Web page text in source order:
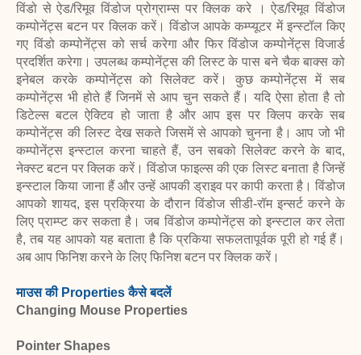
विंडो से ऐड/रिमूव विंडोज प्रोग्राम्स पर क्लिक करे । ऐड/रिमूव विंडोज
कम्पोनेंट्स बटन पर क्लिक करें। विंडोज आपके कम्प्यूटर में इन्स्टॉल किए
गए विंडो कम्पोनेंट्स को सर्च करेगा और फिर विंडोज कम्पोनेंट्स विजार्ड
प्रदर्शित करेगा। उपलब्ध कम्पोनेंट्स की लिस्ट के पास बने चैक बाक्स को
इनेबल करके कम्पोनेंट्स को सिलेक्ट करें। कुछ कम्पोनेंट्स में सब
कम्पोनेंट्स भी होते हैं जिनमें से आप चुन सकते हैं। यदि ऐसा होता है तो
डिटेल्स बटल ऐक्टिव हो जाता है और आप इस पर क्लिप करके सब
कम्पोनेंट्स की लिस्ट देख सकते जिसमें से आपको चुनना है। आप जो भी
कम्पोनेंट्स इन्स्टाल करना चाहते हैं, उन सबको सिलेक्ट करने के बाद,
नेक्स्ट बटन पर क्लिक करें। विंडोज फाइल्स की एक लिस्ट बनाता है जिन्हें
इन्स्टाल किया जाना हैं और उन्हें आपकी ड्राइव पर कापी करता है। विंडोज
आपको शायद, इस प्रक्रिया के दौरान विंडोज सीडी-रॉम इन्सर्ट करने के
लिए प्राम्प्ट कर सकता है। जब विंडोज कम्पोनेंट्स को इन्स्टाल कर लेता
है, तब यह आपको यह बताता है कि प्रकिया सफलतापूर्वक पूरी हो गई हैं।
अब आप फिनिश करने के लिए फिनिश बटन पर क्लिक करें।
माउस की Properties कैसे बदलें
Changing Mouse Properties
Pointer Shapes